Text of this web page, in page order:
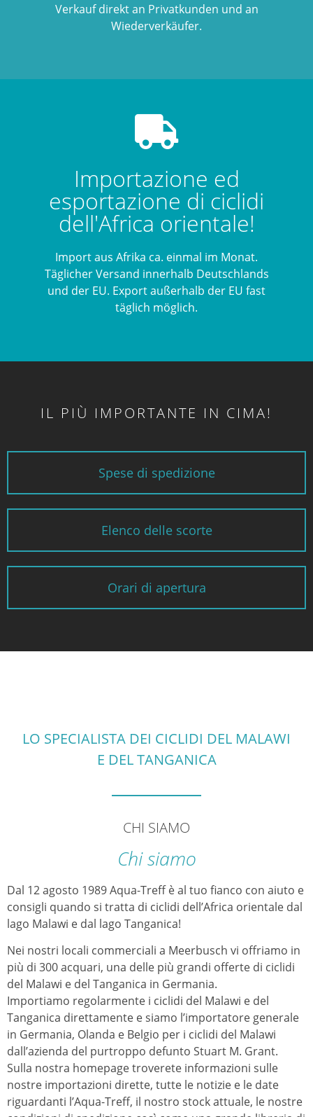
Verkauf direkt an Privatkunden und an
Wiederverkäufer.
Importazione ed
esportazione di ciclidi
dell'Africa orientale!
Import aus Afrika ca. einmal im Monat.
Täglicher Versand innerhalb Deutschlands
und der EU. Export außerhalb der EU fast
täglich möglich.
IL PIÙ IMPORTANTE IN CIMA!
Spese di spedizione
Elenco delle scorte
Orari di apertura
LO SPECIALISTA DEI CICLIDI DEL MALAWI
E DEL TANGANICA
CHI SIAMO
Chi siamo
Dal 12 agosto 1989 Aqua-Treff è al tuo fianco con aiuto e
consigli quando si tratta di ciclidi dell’Africa orientale dal
lago Malawi e dal lago Tanganica!
Nei nostri locali commerciali a Meerbusch vi offriamo in
più di 300 acquari, una delle più grandi offerte di ciclidi
del Malawi e del Tanganica in Germania.
Importiamo regolarmente i ciclidi del Malawi e del
Tanganica direttamente e siamo l’importatore generale
in Germania, Olanda e Belgio per i ciclidi del Malawi
dall’azienda del purtroppo defunto Stuart M. Grant.
Sulla nostra homepage troverete informazioni sulle
nostre importazioni dirette, tutte le notizie e le date
riguardanti l’Aqua-Treff, il nostro stock attuale, le nostre